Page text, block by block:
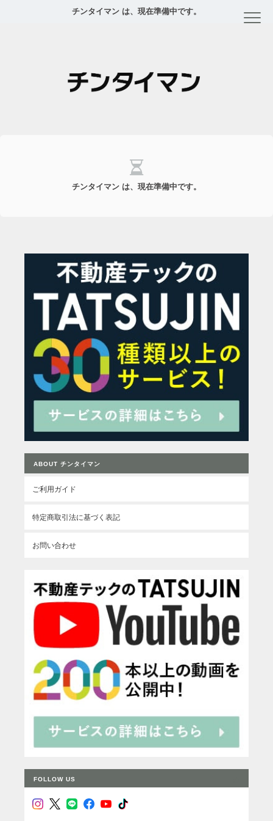
チンタイマン は、現在準備中です。
チンタイマン は、現在準備中です。
ABOUT チンタイマン
ご利用ガイド
特定商取引法に基づく表記
お問い合わせ
FOLLOW US